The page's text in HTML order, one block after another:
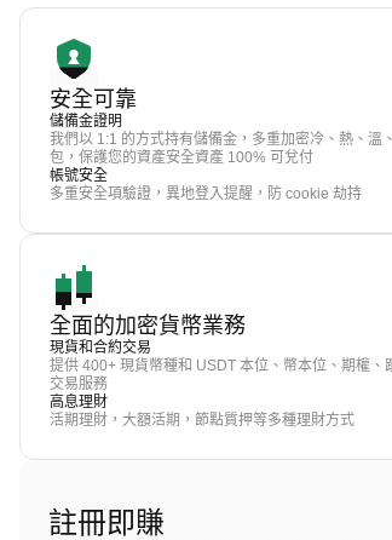
安全可靠
儲備金證明
我們以 1:1 的方式持有儲備金，多重加密冷、熱、溫
包，保護您的資產安全資產 100% 可兌付
帳號安全
多重安全項驗證，異地登入提醒，防 cookie 劫持
全面的加密貨幣業務
現貨和合約交易
提供 400+ 現貨幣種和 USDT 本位、幣本位、期權、
交易服務
高息理財
活期理財，大額活期，節點質押等多種理財方式
註冊即賺